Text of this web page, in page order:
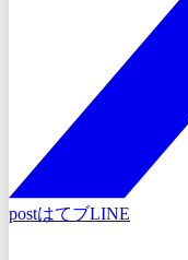
postはてブLINE